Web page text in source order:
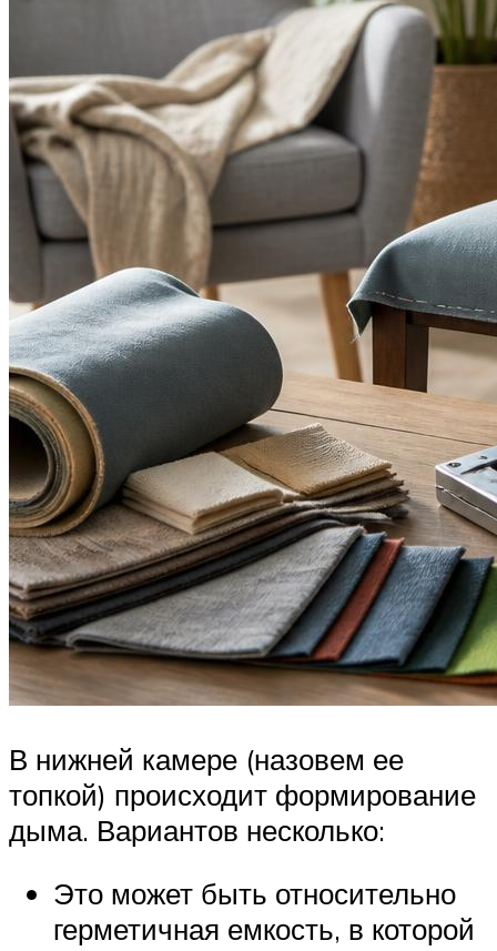
В нижней камере (назовем ее
топкой) происходит формирование
дыма. Вариантов несколько:
Это может быть относительно
герметичная емкость, в которой